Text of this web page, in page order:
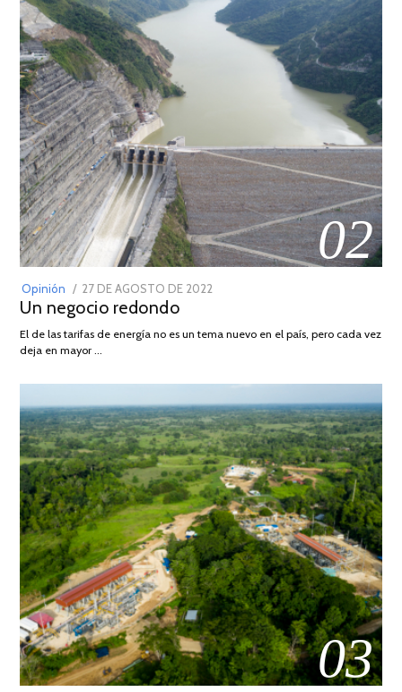
02
Opinión
POSTED
ON
27 DE AGOSTO DE 2022
DE
Un negocio redondo
El de las tarifas de energía no es un tema nuevo en el país, pero cada vez
deja en mayor …
03